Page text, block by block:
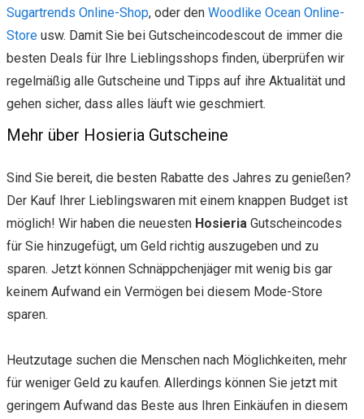
Sugartrends Online-Shop, oder den Woodlike Ocean Online-
Store usw. Damit Sie bei Gutscheincodescout de immer die
besten Deals für Ihre Lieblingsshops finden, überprüfen wir
regelmäßig alle Gutscheine und Tipps auf ihre Aktualität und
gehen sicher, dass alles läuft wie geschmiert.
Mehr über Hosieria Gutscheine
Sind Sie bereit, die besten Rabatte des Jahres zu genießen?
Der Kauf Ihrer Lieblingswaren mit einem knappen Budget ist
möglich! Wir haben die neuesten Hosieria Gutscheincodes
für Sie hinzugefügt, um Geld richtig auszugeben und zu
sparen. Jetzt können Schnäppchenjäger mit wenig bis gar
keinem Aufwand ein Vermögen bei diesem Mode-Store
sparen.
Heutzutage suchen die Menschen nach Möglichkeiten, mehr
für weniger Geld zu kaufen. Allerdings können Sie jetzt mit
geringem Aufwand das Beste aus Ihren Einkäufen in diesem